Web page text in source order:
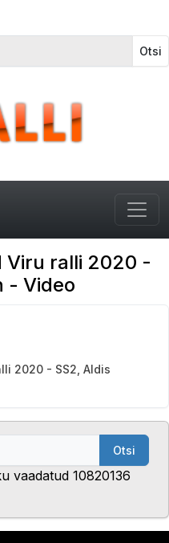
Otsi
Viru ralli 2020 -
- Video
2020 - SS2, Aldis
Otsi
vaadatud 10820136